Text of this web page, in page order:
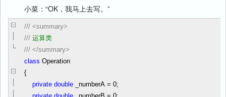
小菜：“OK，我马上去写。”
/// <summary>
/// 运算类
/// </summary>
class Operation
{
private double _numberA = 0;